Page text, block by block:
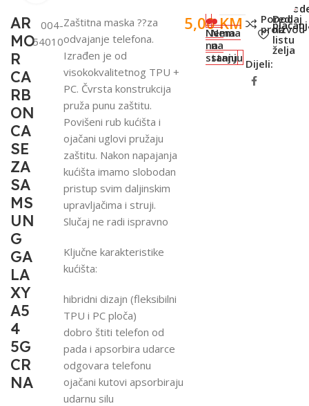
AR
MO
R
CA
RB
ON
CA
SE
ZA
SA
MS
UN
G
GA
LA
XY
A5
4
5G
CR
NA
004-
54010
Zaštitna maska ??za
odvajanje telefona.
Izrađen je od
visokokvalitetnog TPU +
PC. Čvrsta konstrukcija
pruža punu zaštitu.
Povišeni rub kućišta i
ojačani uglovi pružaju
zaštitu. Nakon napajanja
kućišta imamo slobodan
pristup svim daljinskim
upravljačima i struji.
Slučaj ne radi ispravno
Ključne karakteristike
kućišta:
hibridni dizajn (fleksibilni
TPU i PC ploča)
dobro štiti telefon od
pada i apsorbira udarce
odgovara telefonu
ojačani kutovi apsorbiraju
udarnu silu
5,00KM
Nema
na
stanju
Nema
na
stanju
Poredi
proizvod
Dodaj
na
listu
želja
Dijeli: